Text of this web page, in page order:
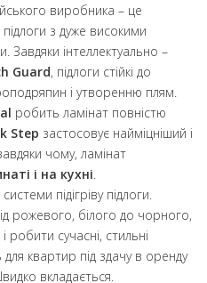
виробника – це
з дуже високими
Завдяки інтеллектуально –
Guard, підлоги стійкі до
і утворенню плям.
робить ламінат повністю
Step застосовує найміцніший і
чому, ламінат
і на кухні
підігріву підлоги.
рожевого, білого до чорного,
і робити сучасні, стильні
для квартир під здачу в оренду
вкладається.